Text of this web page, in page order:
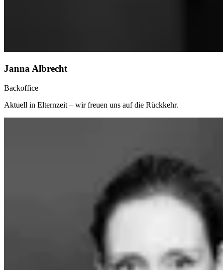
Janna Albrecht
Backoffice
Aktuell in Elternzeit – wir freuen uns auf die Rückkehr.